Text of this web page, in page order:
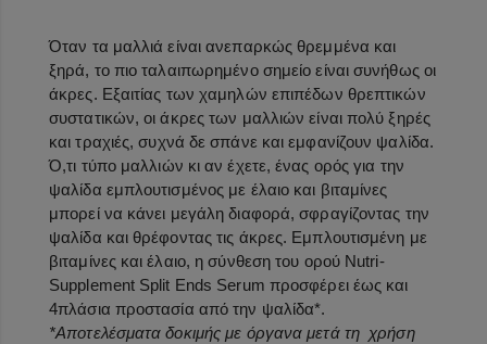
Όταν τα μαλλιά είναι ανεπαρκώς θρεμμένα και
ξηρά, το πιο ταλαιπωρημένο σημείο είναι συνήθως οι
άκρες. Εξαιτίας των χαμηλών επιπέδων θρεπτικών
συστατικών, οι άκρες των μαλλιών είναι πολύ ξηρές
και τραχιές, συχνά δε σπάνε και εμφανίζουν ψαλίδα.
Ό,τι τύπο μαλλιών κι αν έχετε, ένας ορός για την
ψαλίδα εμπλουτισμένος με έλαιο και βιταμίνες
μπορεί να κάνει μεγάλη διαφορά, σφραγίζοντας την
ψαλίδα και θρέφοντας τις άκρες. Εμπλουτισμένη με
βιταμίνες και έλαιο, η σύνθεση του ορού Nutri-
Supplement Split Ends Serum προσφέρει έως και
4πλάσια προστασία από την ψαλίδα*.
*Αποτελέσματα δοκιμής με όργανα μετά τη χρήση